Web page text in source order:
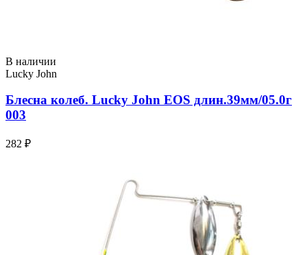
В наличии
Lucky John
Блесна колеб. Lucky John EOS длин.39мм/05.0г
003
282 ₽